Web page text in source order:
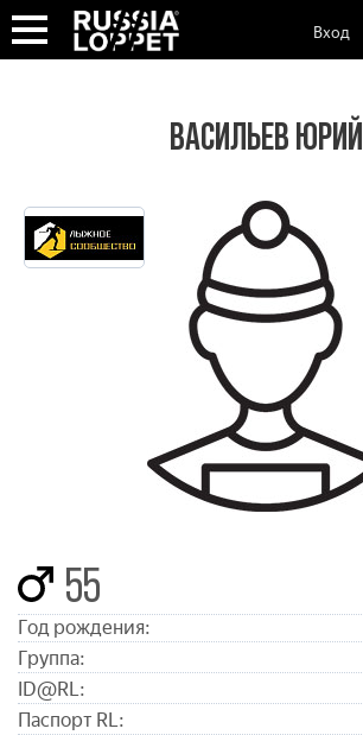
Вход
ВАСИЛЬЕВ ЮРИЙ
55
Год рождения:
Группа:
ID@RL:
Паспорт RL: